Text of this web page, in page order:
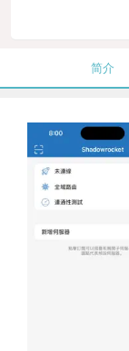
简介